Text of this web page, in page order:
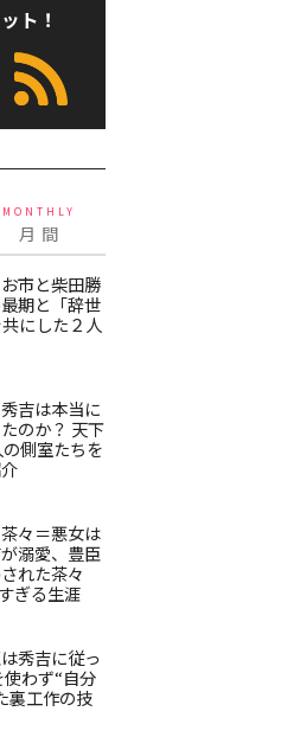
ト！
MONTHLY
月 間
市と柴田勝
期と「辞世
にした２人
吉は本当に
のか？ 天下
側室たちを
々＝悪女は
溺愛、豊臣
れた茶々
ぎる生涯
秀吉に従っ
わず“自分
裏工作の技